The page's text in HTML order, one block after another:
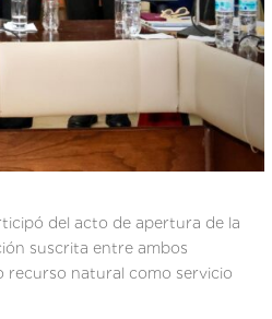
del acto de apertura de la
suscrita entre ambos
recurso natural como servicio